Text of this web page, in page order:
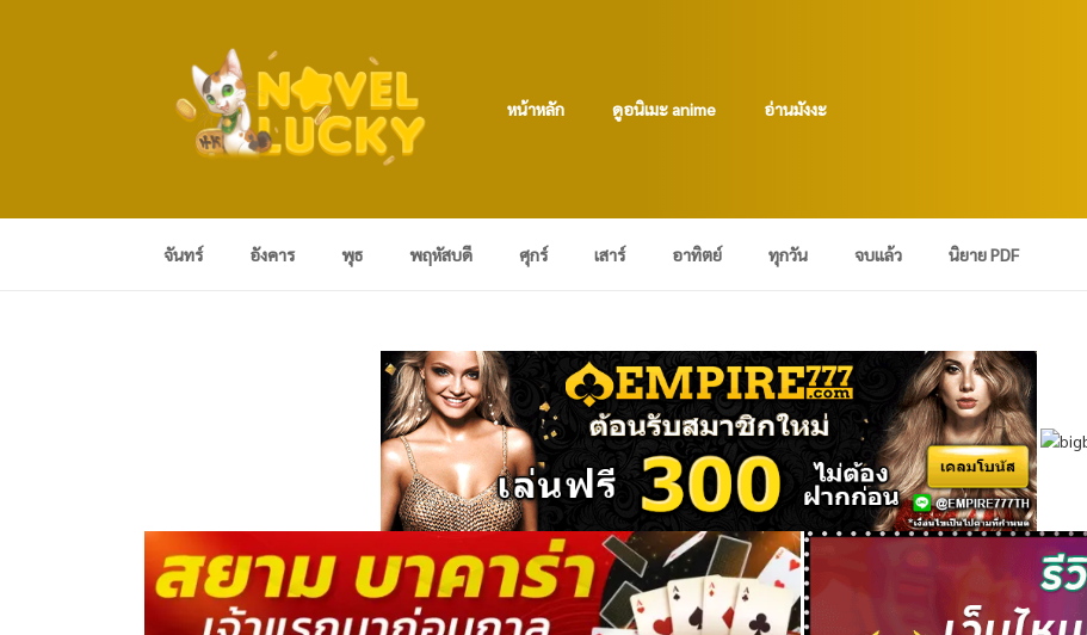
หน้าหลัก ดูอนิเมะ anime อ่านมังงะ
จันทร์ อังคาร พุธ พฤหัสบดี ศุกร์ เสาร์ อาทิตย์ ทุกวัน จบแล้ว นิยาย PDF